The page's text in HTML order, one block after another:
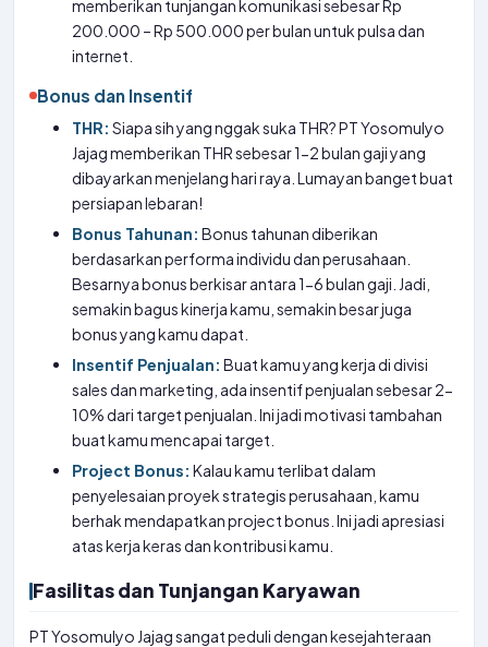
memberikan tunjangan komunikasi sebesar Rp
200.000 – Rp 500.000 per bulan untuk pulsa dan
internet.
Bonus dan Insentif
THR: Siapa sih yang nggak suka THR? PT Yosomulyo
Jajag memberikan THR sebesar 1-2 bulan gaji yang
dibayarkan menjelang hari raya. Lumayan banget buat
persiapan lebaran!
Bonus Tahunan: Bonus tahunan diberikan
berdasarkan performa individu dan perusahaan.
Besarnya bonus berkisar antara 1-6 bulan gaji. Jadi,
semakin bagus kinerja kamu, semakin besar juga
bonus yang kamu dapat.
Insentif Penjualan: Buat kamu yang kerja di divisi
sales dan marketing, ada insentif penjualan sebesar 2-
10% dari target penjualan. Ini jadi motivasi tambahan
buat kamu mencapai target.
Project Bonus: Kalau kamu terlibat dalam
penyelesaian proyek strategis perusahaan, kamu
berhak mendapatkan project bonus. Ini jadi apresiasi
atas kerja keras dan kontribusi kamu.
Fasilitas dan Tunjangan Karyawan
PT Yosomulyo Jajag sangat peduli dengan kesejahteraan